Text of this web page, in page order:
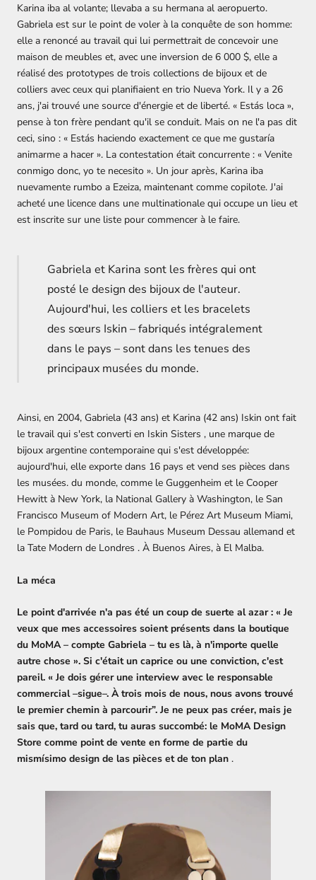
Karina iba al volante; llevaba a su hermana al aeropuerto.
Gabriela est sur le point de voler à la conquête de son homme:
elle a renoncé au travail qui lui permettrait de concevoir une
maison de meubles et, avec une inversion de 6 000 $, elle a
réalisé des prototypes de trois collections de bijoux et de
colliers avec ceux qui planifiaient en trio Nueva York. Il y a 26
ans, j'ai trouvé une source d'énergie et de liberté. « Estás loca »,
pense à ton frère pendant qu'il se conduit. Mais on ne l'a pas dit
ceci, sino : « Estás haciendo exactement ce que me gustaría
animarme a hacer ». La contestation était concurrente : « Venite
conmigo donc, yo te necesito ». Un jour après, Karina iba
nuevamente rumbo a Ezeiza, maintenant comme copilote. J'ai
acheté une licence dans une multinationale qui occupe un lieu et
est inscrite sur une liste pour commencer à le faire.
Gabriela et Karina sont les frères qui ont
posté le design des bijoux de l'auteur.
Aujourd'hui, les colliers et les bracelets
des sœurs Iskin – fabriqués intégralement
dans le pays – sont dans les tenues des
principaux musées du monde.
Ainsi, en 2004, Gabriela (43 ans) et Karina (42 ans) Iskin ont fait
le travail qui s'est converti en Iskin Sisters , une marque de
bijoux argentine contemporaine qui s'est développée:
aujourd'hui, elle exporte dans 16 pays et vend ses pièces dans
les musées. du monde, comme le Guggenheim et le Cooper
Hewitt à New York, la National Gallery à Washington, le San
Francisco Museum of Modern Art, le Pérez Art Museum Miami,
le Pompidou de Paris, le Bauhaus Museum Dessau allemand et
la Tate Modern de Londres . À Buenos Aires, à El Malba.
La méca
Le point d'arrivée n'a pas été un coup de suerte al azar : « Je
veux que mes accessoires soient présents dans la boutique
du MoMA – compte Gabriela – tu es là, à n'importe quelle
autre chose ». Si c'était un caprice ou une conviction, c'est
pareil. « Je dois gérer une interview avec le responsable
commercial –sigue–. À trois mois de nous, nous avons trouvé
le premier chemin à parcourir”. Je ne peux pas créer, mais je
sais que, tard ou tard, tu auras succombé: le MoMA Design
Store comme point de vente en forme de partie du
mismísimo design de las pièces et de ton plan .